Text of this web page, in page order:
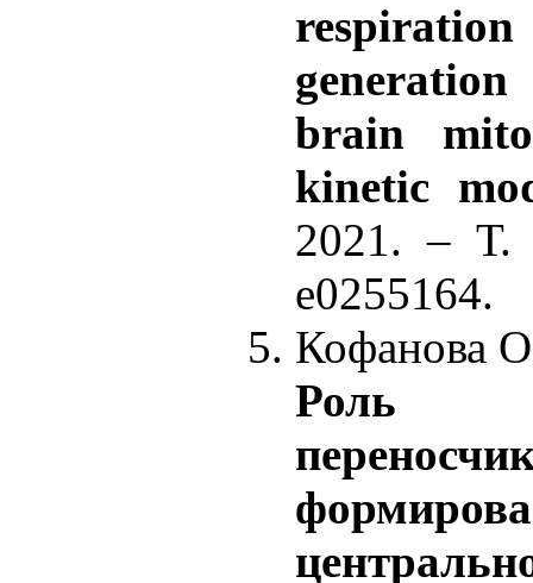
brain
kinetic
2021. –
e0255164.
Кофанова
Роль